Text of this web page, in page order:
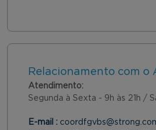
Relacionamento com o
Atendimento:
Segunda à Sexta - 9h às 21h /
E-mail :